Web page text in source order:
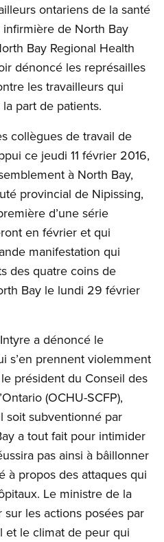
ontariens de la santé
de North Bay
Bay Regional Health
dénoncé les représailles
les travailleurs qui
part de patients.
collègues de travail de
ce jeudi 11 février 2016,
à North Bay,
provincial de Nipissing,
d’une série
en février et qui
manifestation qui
des quatre coins de
Bay le lundi 29 février
a dénoncé le
s’en prennent violemment
président du Conseil des
(OCHU-SCFP),
soit subventionné par
a tout fait pour intimider
pas ainsi à bâillonner
à propos des attaques qui
Le ministre de la
les actions posées par
et le climat de peur qui